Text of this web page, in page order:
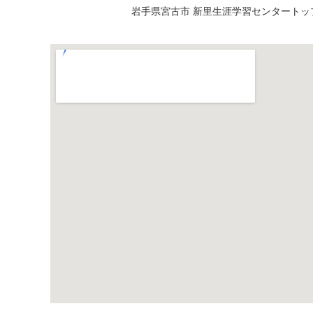
岩手県宮古市 新里生涯学習センタートッ